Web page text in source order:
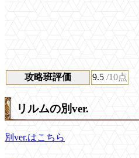
攻略班評価 9.5 /10点
リルムの別ver.
別ver.はこちら